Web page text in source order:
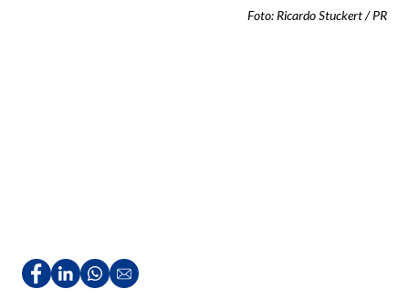
Foto: Ricardo Stuckert / PR